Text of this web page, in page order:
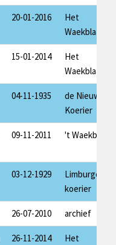
20-01-2016
Het
Waekblaad
15-01-2014
Het
Waekblaad
04-11-1935
de Nieuwe
Koerier
09-11-2011 't Waekblaad
03-12-1929
Limburger
koerier
26-07-2010 archief
26-11-2014
Het